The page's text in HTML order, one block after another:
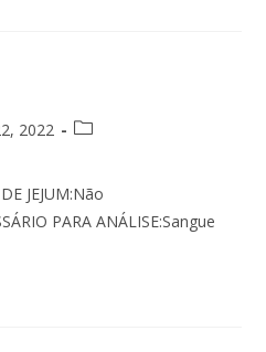
2022
JEJUM:Não
PARA ANÁLISE:Sangue